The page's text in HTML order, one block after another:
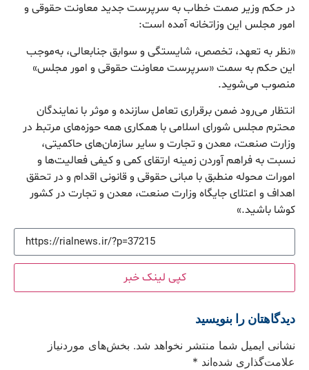
در حکم وزیر صمت خطاب به سرپرست جدید معاونت حقوقی و
امور مجلس این وزاتخانه آمده است:
«نظر به تعهد، تخصص، شایستگی و سوابق جنابعالی، به‌موجب
این حکم به سمت «سرپرست معاونت حقوقی و امور مجلس»
منصوب می‌شوید.
انتظار می‌رود ضمن برقراری تعامل سازنده و موثر با نمایندگان
محترم مجلس شورای اسلامی با همکاری همه حوزه‌های مرتبط در
وزارت صنعت، معدن و تجارت و سایر سازمان‌های حاکمیتی،
نسبت به فراهم آوردن زمینه ارتقای کمی و کیفی فعالیت‌ها و
امورات محوله منطبق با مبانی حقوقی و قانونی اقدام و در تحقق
اهداف و اعتلای جایگاه وزارت صنعت، معدن و تجارت در کشور
کوشا باشید.»
کپی لینک خبر
دیدگاهتان را بنویسید
نشانی ایمیل شما منتشر نخواهد شد. بخش‌های موردنیاز
علامت‌گذاری شده‌اند *